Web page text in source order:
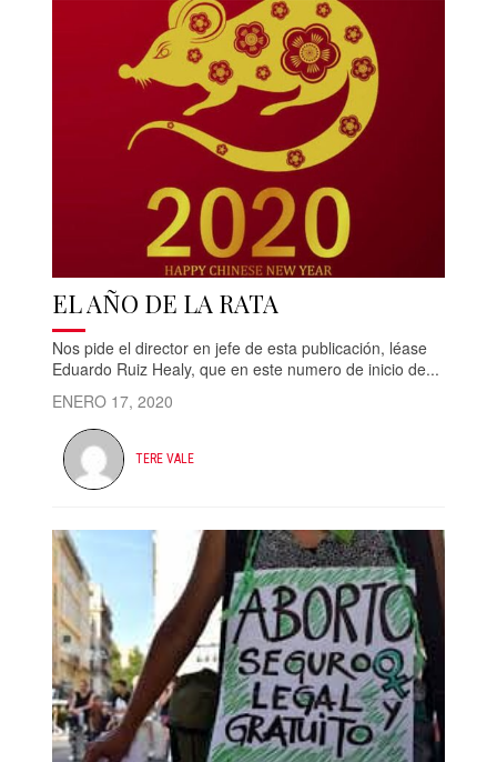
EL AÑO DE LA RATA
Nos pide el director en jefe de esta publicación, léase
Eduardo Ruiz Healy, que en este numero de inicio de...
ENERO 17, 2020
TERE VALE